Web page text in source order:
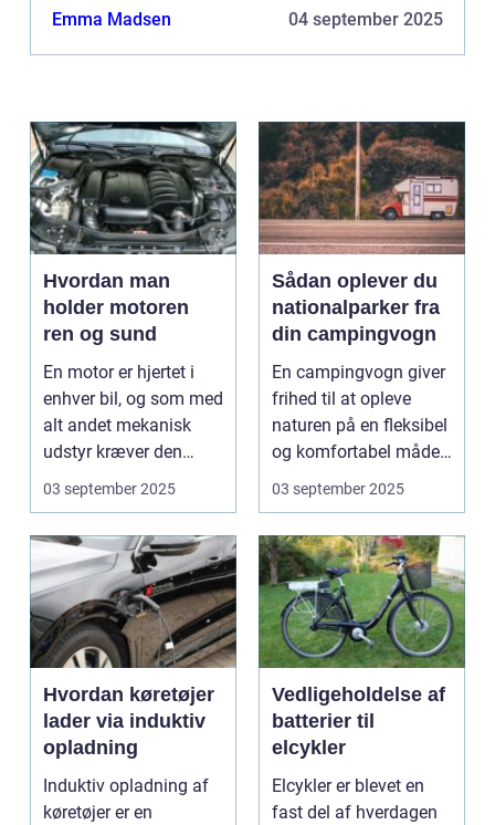
Emma Madsen 04 september 2025
Hvordan man
holder motoren
ren og sund
En motor er hjertet i
enhver bil, og som med
alt andet mekanisk
udstyr kræver den
omsorg for a...
03 september 2025
Sådan oplever du
nationalparker fra
din campingvogn
En campingvogn giver
frihed til at opleve
naturen på en fleksibel
og komfortabel måde.
N...
03 september 2025
Hvordan køretøjer
lader via induktiv
opladning
Induktiv opladning af
køretøjer er en
Vedligeholdelse af
batterier til
elcykler
Elcykler er blevet en
fast del af hverdagen